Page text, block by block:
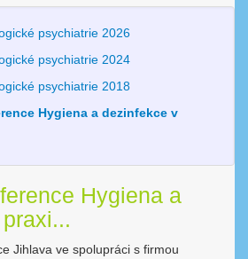
psychiatrie 2026
psychiatrie 2024
psychiatrie 2018
Hygiena a dezinfekce v
Hygiena a
Jihlava ve spolupráci s firmou